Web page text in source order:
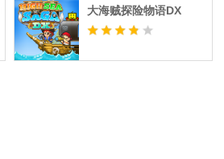
大海贼探险物语DX